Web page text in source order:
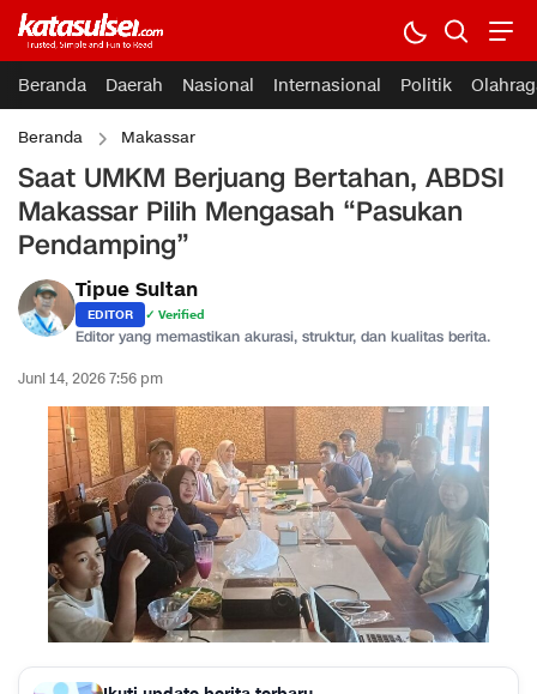
Beranda Daerah Nasional Internasional Politik
Beranda Makassar
Saat UMKM Berjuang Bertahan, ABDSI
Makassar Pilih Mengasah “Pasukan
Pendamping”
Tipue Sultan
EDITOR ✓ Verified
Editor yang memastikan akurasi, struktur, dan kualitas berita.
Juni 14, 2026 7:56 pm